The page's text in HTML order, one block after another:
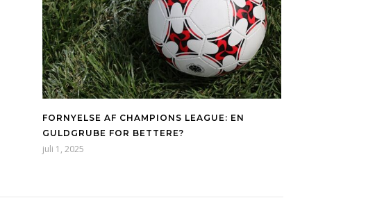
FORNYELSE AF CHAMPIONS LEAGUE: EN
GULDGRUBE FOR BETTERE?
juli 1, 2025